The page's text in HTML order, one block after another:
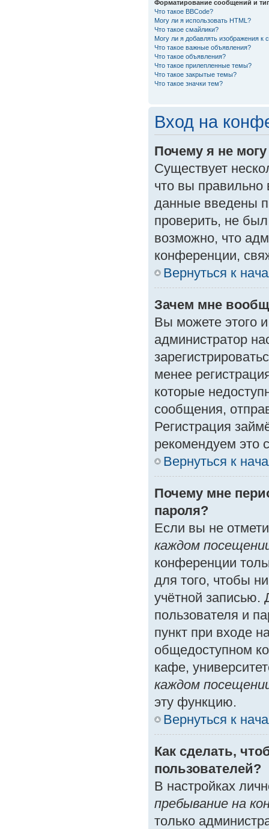
Форматирование сообщений и
Что такое BBCode?
Могу ли я использовать HTML?
Что такое смайлики?
Могу ли я добавлять изображения к
Что такое важные объявления?
Что такое объявления?
Что такое прилепленные темы?
Что такое закрытые темы?
Что такое значки тем?
Вход на
Почему я не
Существует
что вы правильно
данные введены
проверить, не
возможно, что
конференции,
Вернуться к
Зачем мне
Вы можете этого и
администратор
менее
которые
сообщения,
Регистрация
рекомендуем это
Вернуться к
Почему мне
пароля?
Если вы не
каждом
конференции
для того, чтобы
учётной записью.
пользователя и
пункт при входе
общедоступном
кафе,
каждом
эту функцию.
Вернуться к
Как сделать,
пользователей?
В настройках
пребывание на
только